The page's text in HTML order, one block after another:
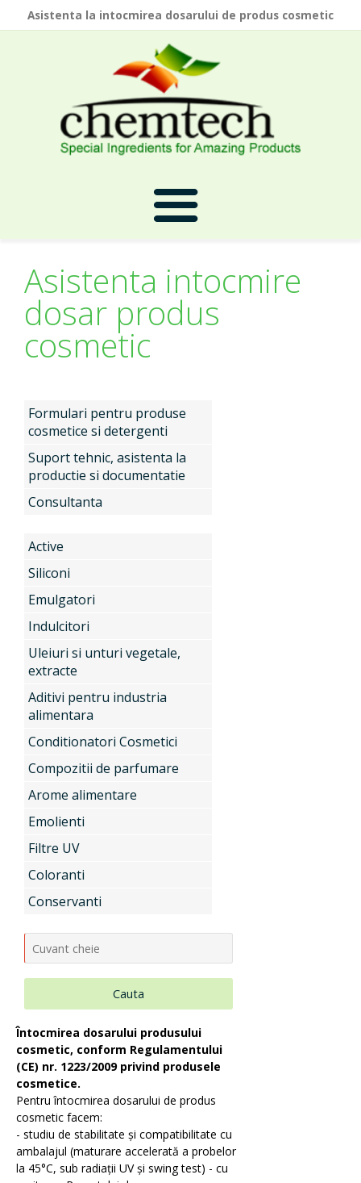
Asistenta la intocmirea dosarului de produs cosmetic
Prima Pagina
Despre Noi
Produse
Active
Aditivi pentru industria alimentara
Conditionatori Cosmetici
Compozitii de parfumare
Arome alimentare
Emolienti
Filtre UV
Servicii
Asistenta intocmire
dosar produs
cosmetic
Formulari pentru produse
cosmetice si detergenti
Suport tehnic, asistenta la
productie si documentatie
Consultanta
Active
Siliconi
Emulgatori
Indulcitori
Uleiuri si unturi vegetale,
extracte
Aditivi pentru industria
alimentara
Conditionatori Cosmetici
Compozitii de parfumare
Arome alimentare
Emolienti
Filtre UV
Coloranti
Conservanti
Cauta
Întocmirea dosarului produsului
cosmetic, conform Regulamentului
(CE) nr. 1223/2009 privind produsele
cosmetice.
Pentru întocmirea dosarului de produs
cosmetic facem:
- studiu de stabilitate și compatibilitate cu
ambalajul (maturare accelerată a probelor
la 45°C, sub radiații UV și swing test) - cu